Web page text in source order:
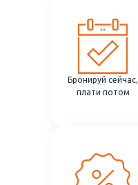
Бронируй сейчас,
плати потом